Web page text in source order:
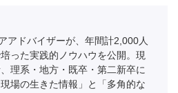
アドバイザーが、年間計2,000人
った実践的ノウハウを公開。現
理系・地方・既卒・第二新卒に
場の生きた情報」と「多角的な